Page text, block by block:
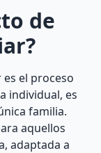
de
el proceso
individual, es
familia.
aquellos
adaptada a